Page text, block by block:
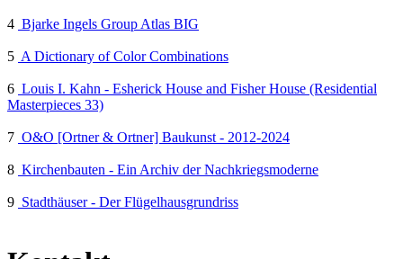
4 Bjarke Ingels Group Atlas BIG
5 A Dictionary of Color Combinations
6 Louis I. Kahn - Esherick House and Fisher House (Residential
Masterpieces 33)
7 O&O [Ortner & Ortner] Baukunst - 2012-2024
8 Kirchenbauten - Ein Archiv der Nachkriegsmoderne
9 Stadthäuser - Der Flügelhausgrundriss